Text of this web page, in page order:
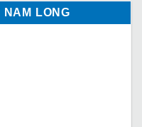
LONG